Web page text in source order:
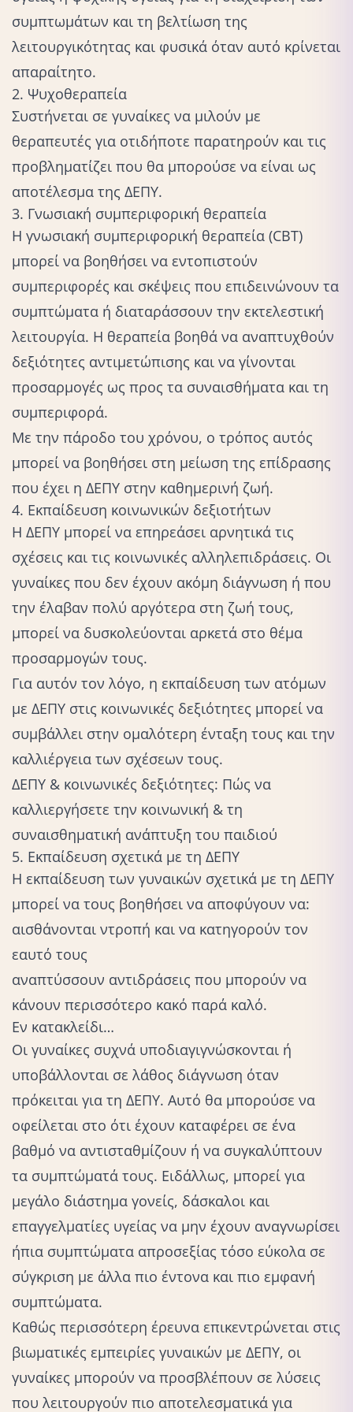
συμπτωμάτων και τη βελτίωση της
λειτουργικότητας και φυσικά όταν αυτό κρίνεται
απαραίτητο.
2. Ψυχοθεραπεία
Συστήνεται σε γυναίκες να μιλούν με
θεραπευτές για οτιδήποτε παρατηρούν και τις
προβληματίζει που θα μπορούσε να είναι ως
αποτέλεσμα της ΔΕΠΥ.
3. Γνωσιακή συμπεριφορική θεραπεία
Η γνωσιακή συμπεριφορική θεραπεία (CBT)
μπορεί να βοηθήσει να εντοπιστούν
συμπεριφορές και σκέψεις που επιδεινώνουν τα
συμπτώματα ή διαταράσσουν την εκτελεστική
λειτουργία. Η θεραπεία βοηθά να αναπτυχθούν
δεξιότητες αντιμετώπισης και να γίνονται
προσαρμογές ως προς τα συναισθήματα και τη
συμπεριφορά.
Με την πάροδο του χρόνου, ο τρόπος αυτός
μπορεί να βοηθήσει στη μείωση της επίδρασης
που έχει η ΔΕΠΥ στην καθημερινή ζωή.
4. Εκπαίδευση κοινωνικών δεξιοτήτων
Η ΔΕΠΥ μπορεί να επηρεάσει αρνητικά τις
σχέσεις και τις κοινωνικές αλληλεπιδράσεις. Οι
γυναίκες που δεν έχουν ακόμη διάγνωση ή που
την έλαβαν πολύ αργότερα στη ζωή τους,
μπορεί να δυσκολεύονται αρκετά στο θέμα
προσαρμογών τους.
Για αυτόν τον λόγο, η εκπαίδευση των ατόμων
με ΔΕΠΥ στις κοινωνικές δεξιότητες μπορεί να
συμβάλλει στην ομαλότερη ένταξη τους και την
καλλιέργεια των σχέσεων τους.
ΔΕΠΥ & κοινωνικές δεξιότητες: Πώς να
καλλιεργήσετε την κοινωνική & τη
συναισθηματική ανάπτυξη του παιδιού
5. Εκπαίδευση σχετικά με τη ΔΕΠΥ
Η εκπαίδευση των γυναικών σχετικά με τη ΔΕΠΥ
μπορεί να τους βοηθήσει να αποφύγουν να:
αισθάνονται ντροπή και να κατηγορούν τον
εαυτό τους
αναπτύσσουν αντιδράσεις που μπορούν να
κάνουν περισσότερο κακό παρά καλό.
Εν κατακλείδι…
Οι γυναίκες συχνά υποδιαγιγνώσκονται ή
υποβάλλονται σε λάθος διάγνωση όταν
πρόκειται για τη ΔΕΠΥ. Αυτό θα μπορούσε να
οφείλεται στο ότι έχουν καταφέρει σε ένα
βαθμό να αντισταθμίζουν ή να συγκαλύπτουν
τα συμπτώματά τους. Ειδάλλως, μπορεί για
μεγάλο διάστημα γονείς, δάσκαλοι και
επαγγελματίες υγείας να μην έχουν αναγνωρίσει
ήπια συμπτώματα απροσεξίας τόσο εύκολα σε
σύγκριση με άλλα πιο έντονα και πιο εμφανή
συμπτώματα.
Καθώς περισσότερη έρευνα επικεντρώνεται στις
βιωματικές εμπειρίες γυναικών με ΔΕΠΥ, οι
γυναίκες μπορούν να προσβλέπουν σε λύσεις
που λειτουργούν πιο αποτελεσματικά για